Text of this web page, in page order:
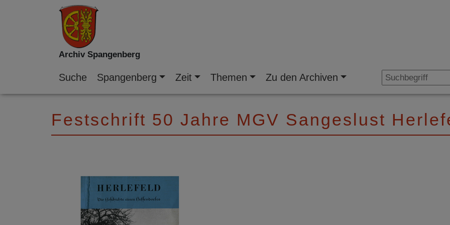
Archiv Spangenberg
Suche Spangenberg Zeit Themen Zu den Archiven
Festschrift 50 Jahre MGV Sangeslust